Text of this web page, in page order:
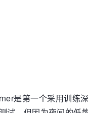
是第一个采用训